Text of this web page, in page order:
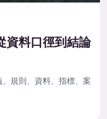
資料口徑到結論
規則、資料、指標、案